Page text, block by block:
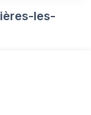
les-